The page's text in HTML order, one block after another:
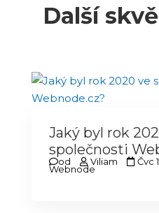
Další
Jaký byl rok
společnosti
od Viliam Čvc
Webnode